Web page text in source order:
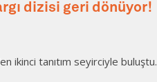
dizisi geri dönüyor!
ikinci tanıtım seyirciyle buluştu.